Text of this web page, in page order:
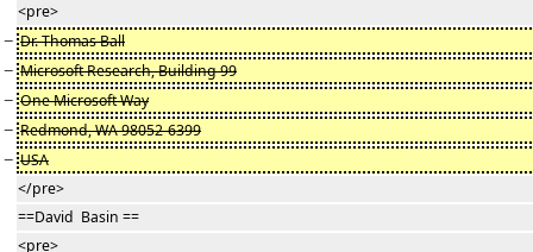
<pre>
− Dr. Thomas Ball
− Microsoft Research, Building 99
− One Microsoft Way
− Redmond, WA 98052-6399
− USA
</pre>
==David Basin ==
<pre>